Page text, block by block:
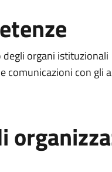
degli organi istituzionali
comunicazioni con gli